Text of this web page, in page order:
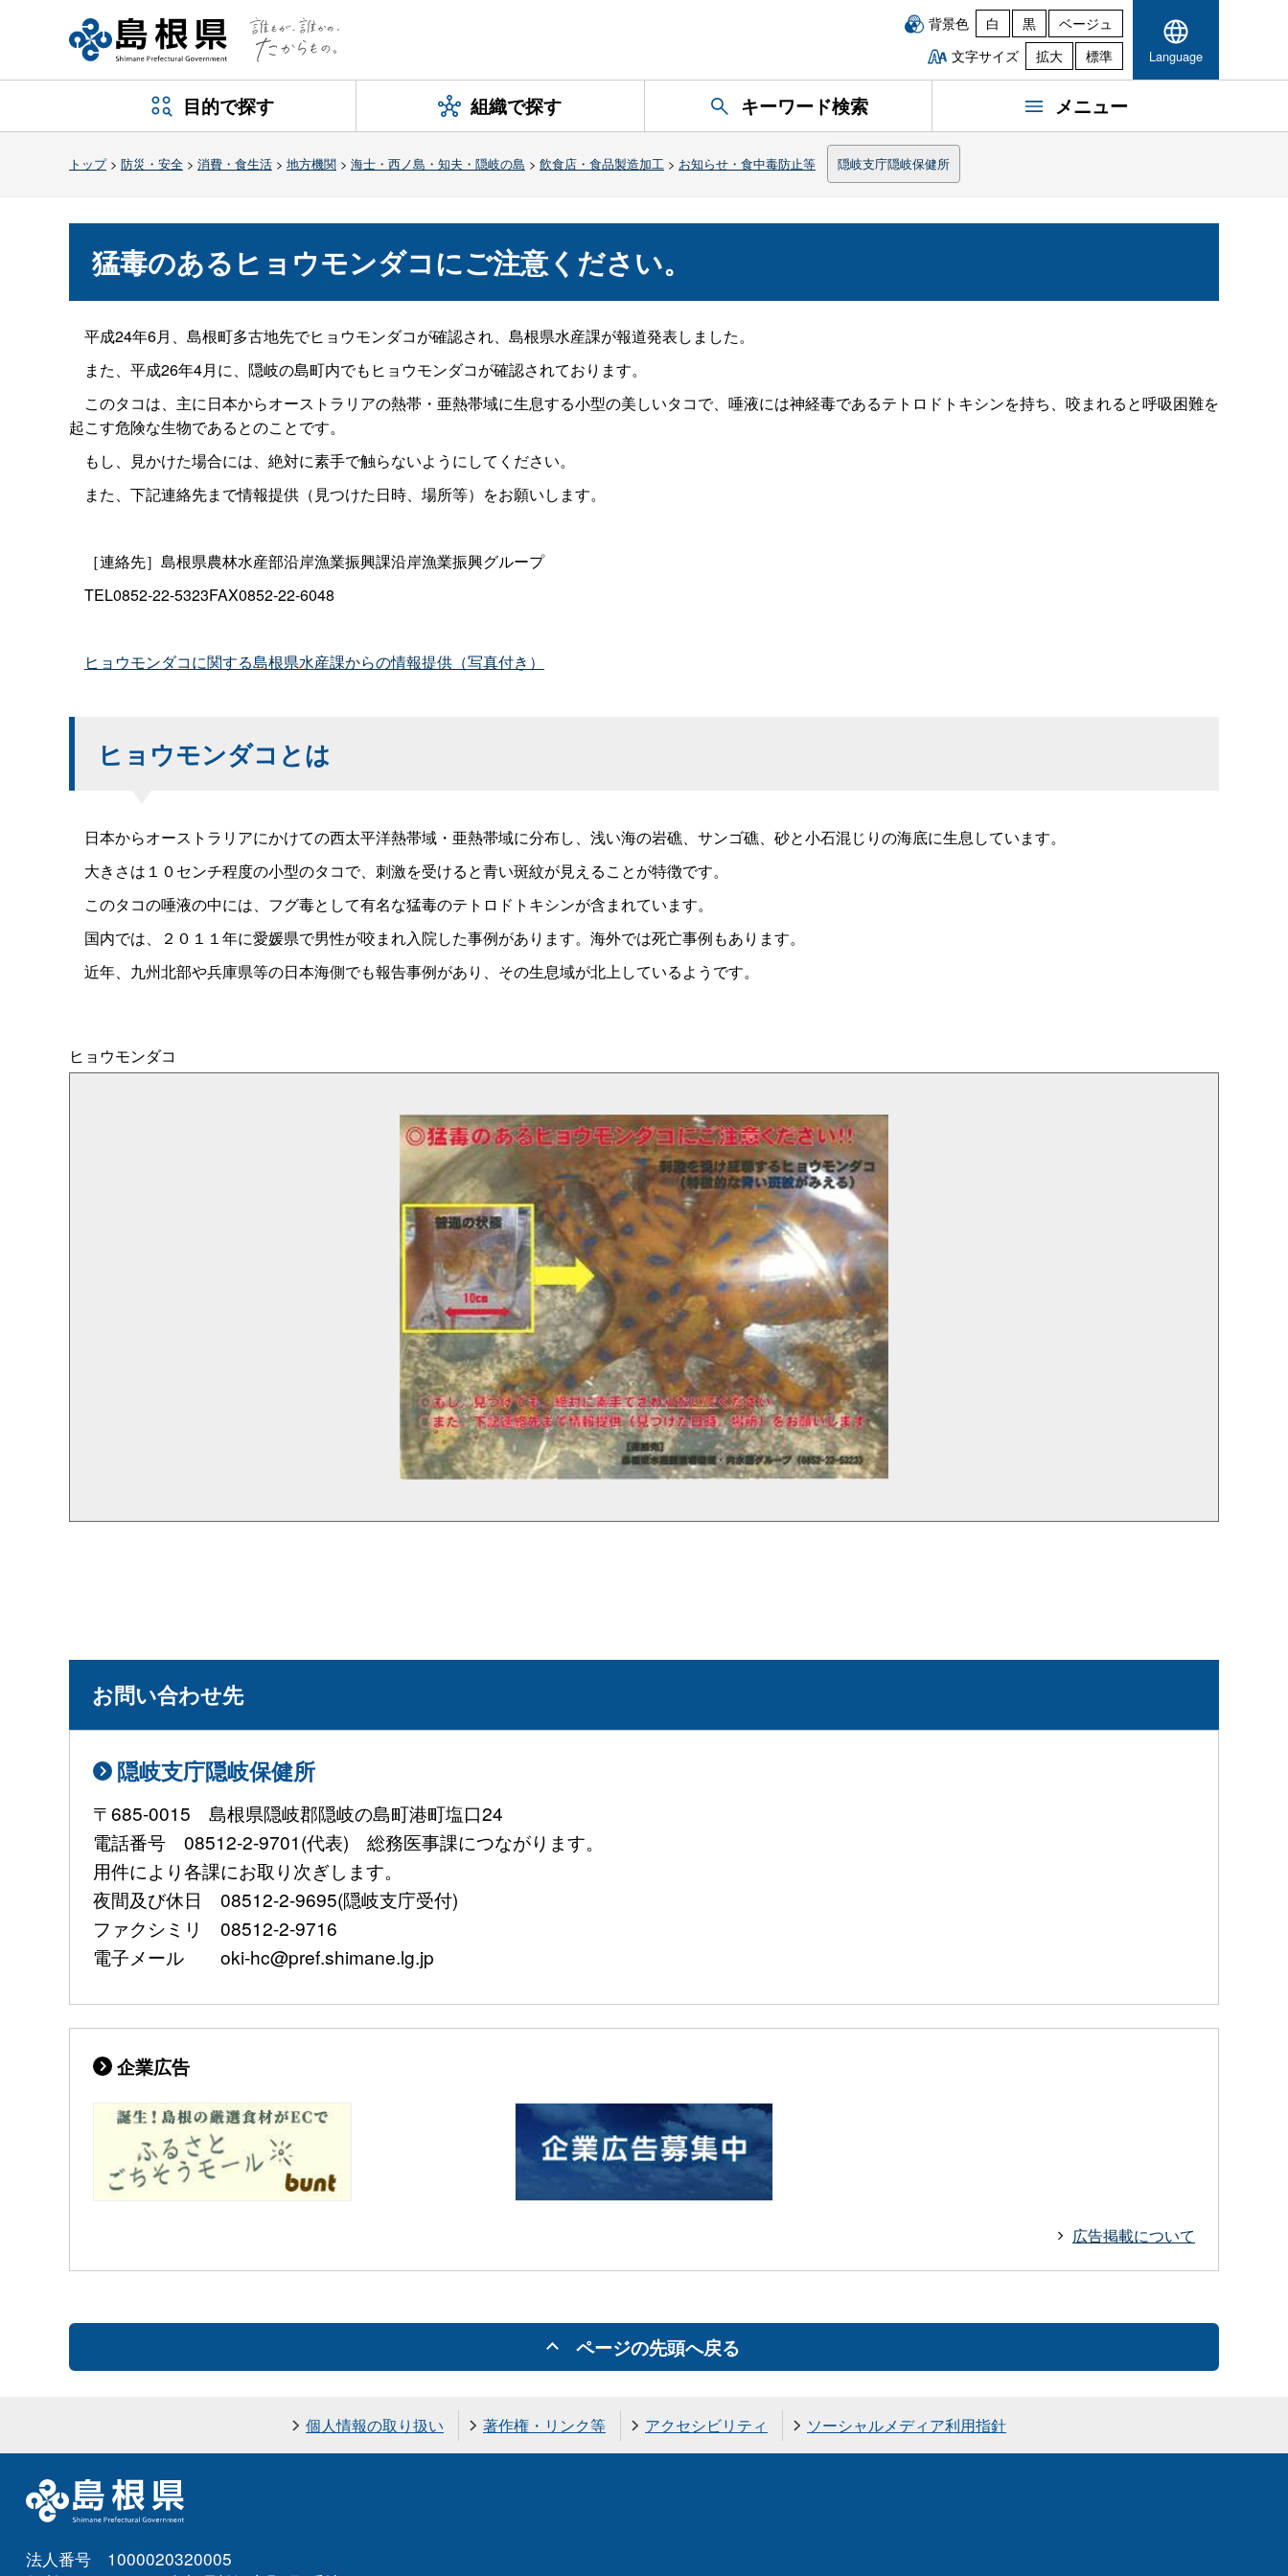
背景色 白 黒
ベージュ
文字サイズ
拡大 標準 Language
目的で探す 組織で探す キーワード検索 メニュー
トップ> 防災・安全 > 消費・食生活 > 地方機関 > 海士・西ノ島・知夫・隠岐の島 > 飲食店・食品製造加工 > お知らせ・食中毒防止等 隠岐支庁隠岐保健所
猛毒のあるヒョウモンダコにご注意ください。
平成24年6月、島根町多古地先でヒョウモンダコが確認され、島根県水産課が報道発表しました。
また、平成26年4月に、隠岐の島町内でもヒョウモンダコが確認されております。
このタコは、主に日本からオーストラリアの熱帯・亜熱帯域に生息する小型の美しいタコで、唾液には神経毒であるテトロドトキシンを持ち、咬まれると呼吸困難を
起こす危険な生物であるとのことです。
もし、見かけた場合には、絶対に素手で触らないようにしてください。
また、下記連絡先まで情報提供（見つけた日時、場所等）をお願いします。
［連絡先］島根県農林水産部沿岸漁業振興課沿岸漁業振興グループ
TEL0852-22-5323FAX0852-22-6048
ヒョウモンダコに関する島根県水産課からの情報提供（写真付き）
ヒョウモンダコとは
日本からオーストラリアにかけての西太平洋熱帯域・亜熱帯域に分布し、浅い海の岩礁、サンゴ礁、砂と小石混じりの海底に生息しています。
大きさは１０センチ程度の小型のタコで、刺激を受けると青い斑紋が見えることが特徴です。
このタコの唾液の中には、フグ毒として有名な猛毒のテトロドトキシンが含まれています。
国内では、２０１１年に愛媛県で男性が咬まれ入院した事例があります。海外では死亡事例もあります。
近年、九州北部や兵庫県等の日本海側でも報告事例があり、その生息域が北上しているようです。
ヒョウモンダコ
お問い合わせ先
隠岐支庁隠岐保健所
〒685-0015 島根県隠岐郡隠岐の島町港町塩口24
電話番号 08512-2-9701(代表) 総務医事課につながります。
用件により各課にお取り次ぎします。
夜間及び休日 08512-2-9695(隠岐支庁受付)
ファクシミリ 08512-2-9716
電子メール oki-hc@pref.shimane.lg.jp
企業広告
広告掲載について
ページの先頭へ戻る
個人情報の取り扱い 著作権・リンク等 アクセシビリティ ソーシャルメディア利用指針
法人番号 1000020320005